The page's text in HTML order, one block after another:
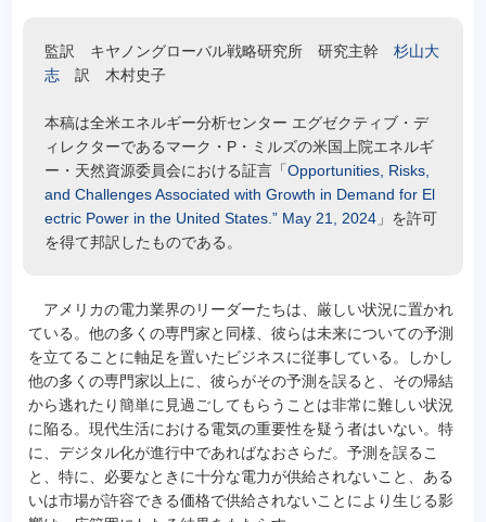
e
o
監訳 キヤノングローバル戦略研究所 研究主幹 杉山大
志訳 木村史子
本稿は全米エネルギー分析センター エグゼクティブ・デ
ィレクターであるマーク・P・ミルズの米国上院エネルギ
ー・天然資源委員会における証言「Opportunities, Risks,
and Challenges Associated with Growth in Demand for El
ectric Power in the United States.” May 21, 2024」を許可
を得て邦訳したものである。
アメリカの電力業界のリーダーたちは、厳しい状況に置かれ
ている。他の多くの専門家と同様、彼らは未来についての予測
を立てることに軸足を置いたビジネスに従事している。しかし
他の多くの専門家以上に、彼らがその予測を誤ると、その帰結
から逃れたり簡単に見過ごしてもらうことは非常に難しい状況
に陥る。現代生活における電気の重要性を疑う者はいない。特
に、デジタル化が進行中であればなおさらだ。予測を誤るこ
と、特に、必要なときに十分な電力が供給されないこと、ある
いは市場が許容できる価格で供給されないことにより生じる影